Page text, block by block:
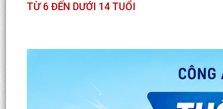
TỪ 6 ĐẾN DƯỚI 14 TUỔI